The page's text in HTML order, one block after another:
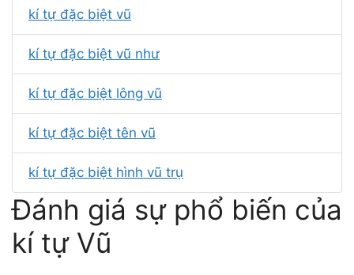
kí tự đặc biệt vũ
kí tự đặc biệt vũ như
kí tự đặc biệt lông vũ
kí tự đặc biệt tên vũ
kí tự đặc biệt hình vũ trụ
Đánh giá sự phổ biến của
kí tự Vũ